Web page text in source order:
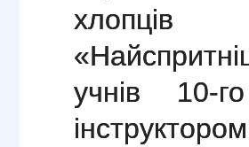
учнів 10-